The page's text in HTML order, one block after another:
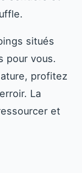
situés
pour vous.
profitez
La
et